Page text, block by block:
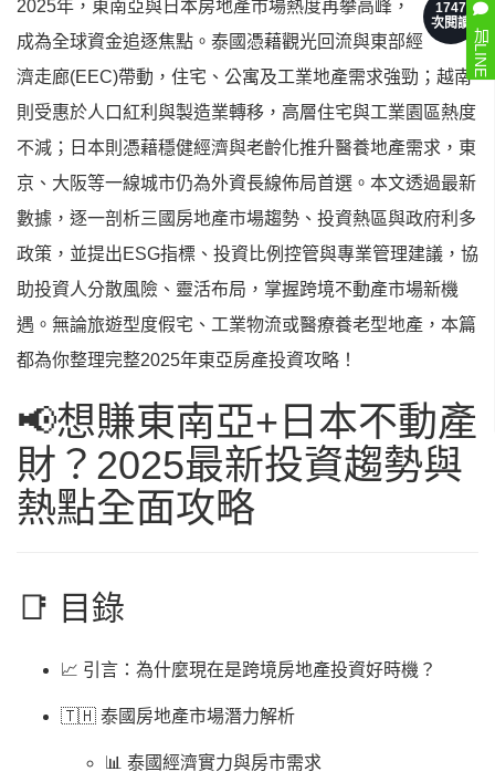
加LINE
1747
次閱讀
2025年，東南亞與日本房地產市場熱度再攀高峰，
成為全球資金追逐焦點。泰國憑藉觀光回流與東部經
濟走廊(EEC)帶動，住宅、公寓及工業地產需求強勁；越南
則受惠於人口紅利與製造業轉移，高層住宅與工業園區熱度
不減；日本則憑藉穩健經濟與老齡化推升醫養地產需求，東
京、大阪等一線城市仍為外資長線佈局首選。本文透過最新
數據，逐一剖析三國房地產市場趨勢、投資熱區與政府利多
政策，並提出ESG指標、投資比例控管與專業管理建議，協
助投資人分散風險、靈活布局，掌握跨境不動產市場新機
遇。無論旅遊型度假宅、工業物流或醫療養老型地產，本篇
都為你整理完整2025年東亞房產投資攻略！
📢想賺東南亞+日本不動產
財？2025最新投資趨勢與
熱點全面攻略
📑 目錄
📈 引言：為什麼現在是跨境房地產投資好時機？
🇹🇭 泰國房地產市場潛力解析
📊 泰國經濟實力與房市需求